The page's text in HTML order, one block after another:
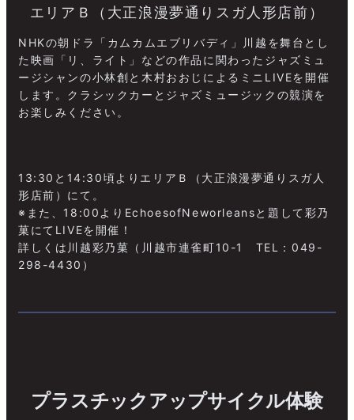
エリアＢ（大正浪漫夢通りスガ人形店前）
NHKの朝ドラ「カムカムエブリバディ」川越を舞台とし
た映画「リ、ライト」などの作品に関わったジャズミュ
ージシャンの小林創と木村おおじによるミニLIVEを開催
します。クラシックカーとジャズミュージックの競演を
お楽しみください。
13:30と14:30頃よりエリアＢ（大正浪漫夢通りスガ人
形店前）にて。
※また、18:00よりEchoesofNeworleansと題して彩乃
菓にてLIVEを開催！
詳しくは川越彩乃菓（川越市連雀町10-1 TEL：049-
298-4430）
プラスチックアップサイクル体験